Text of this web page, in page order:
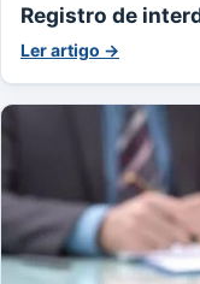
Registro de
Ler artigo →